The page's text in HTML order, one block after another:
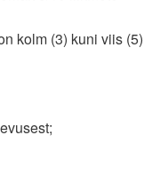
kolm (3) kuni viis (5)